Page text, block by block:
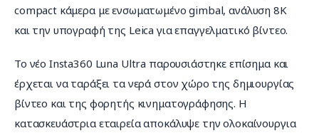
compact κάμερα με ενσωματωμένο gimbal, ανάλυση 8K
και την υπογραφή της Leica για επαγγελματικό βίντεο.
Το νέο Insta360 Luna Ultra παρουσιάστηκε επίσημα και
έρχεται να ταράξει τα νερά στον χώρο της δημιουργίας
βίντεο και της φορητής κινηματογράφησης. Η
κατασκευάστρια εταιρεία αποκάλυψε την ολοκαίνουργια